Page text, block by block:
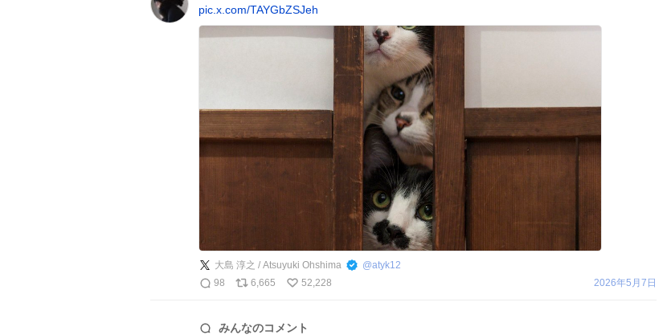
pic.x.com/TAYGbZSJeh
大島 淳之 / Atsuyuki Ohshima @atyk12
98
6,665 52,228 2026年5月7日
みんなのコメント